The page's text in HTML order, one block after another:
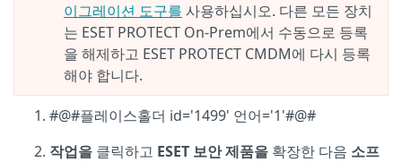
이그레이션 도구를 사용하십시오. 다른 모든 장치
는 ESET PROTECT On-Prem에서 수동으로 등록
을 해제하고 ESET PROTECT CMDM에 다시 등록
해야 합니다.
#@#플레이스홀더 id='1499' 언어='1'#@#
작업을 클릭하고 ESET 보안 제품을 확장한 다음 소프